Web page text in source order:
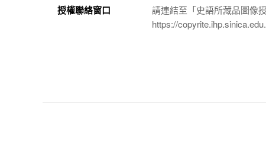
授權聯絡窗口
請連結至「史語所藏品圖像
https://